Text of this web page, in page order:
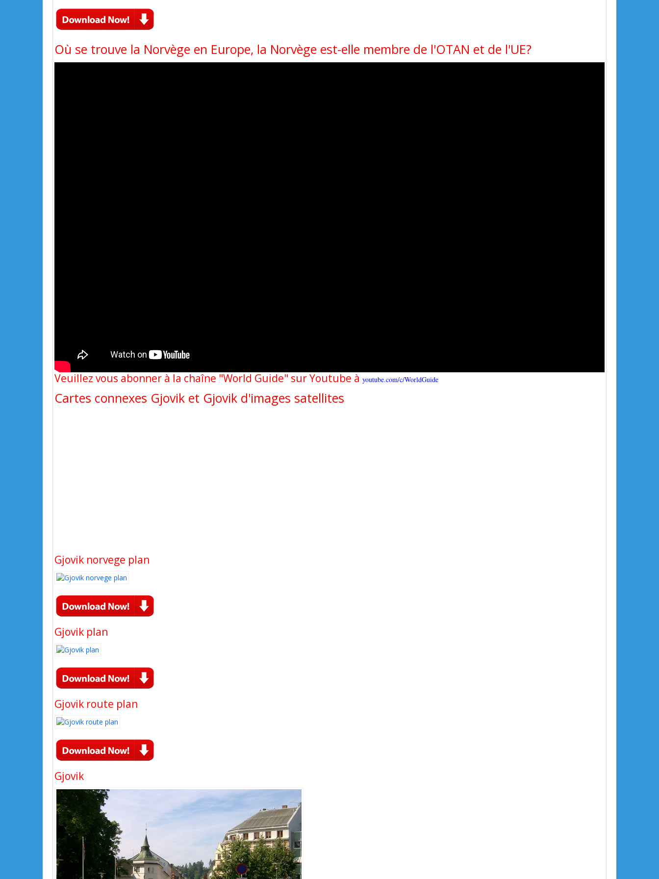
Où se trouve la Norvège en Europe, la Norvège est-elle membre de l'OTAN et de l'UE?
Veuillez vous abonner à la chaîne "World Guide" sur Youtube à youtube.com/c/WorldGuide
Cartes connexes Gjovik et Gjovik d'images satellites
Gjovik norvege plan
Gjovik plan
Gjovik route plan
Gjovik